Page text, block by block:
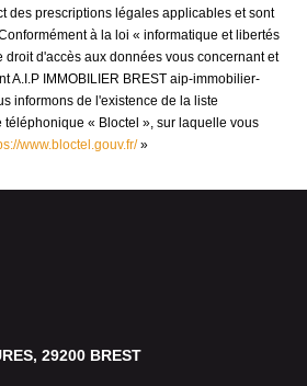
des prescriptions légales applicables et sont
à la loi « informatique et libertés
droit d'accès aux données vous concernant et
A.I.P IMMOBILIER BREST aip-immobilier-
informons de l'existence de la liste
« Bloctel », sur laquelle vous
www.bloctel.gouv.fr/»
29200 BREST